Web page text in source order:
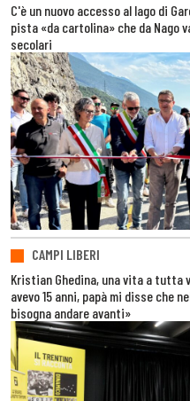
C'è un nuovo accesso al lago di
pista «da cartolina» che da Nago
secolari
CAMPI LIBERI
Kristian Ghedina, una vita a tutta
avevo 15 anni, papà mi disse che
bisogna andare avanti»